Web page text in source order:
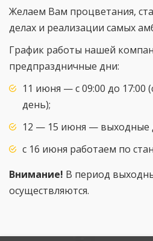
Желаем Вам процветания,
делах и реализации самых
График работы нашей
предпраздничные дни:
11 июня — с 09:00 до
день);
12 — 15 июня — выходные
с 16 июня работаем по
Внимание! В период
осуществляются.